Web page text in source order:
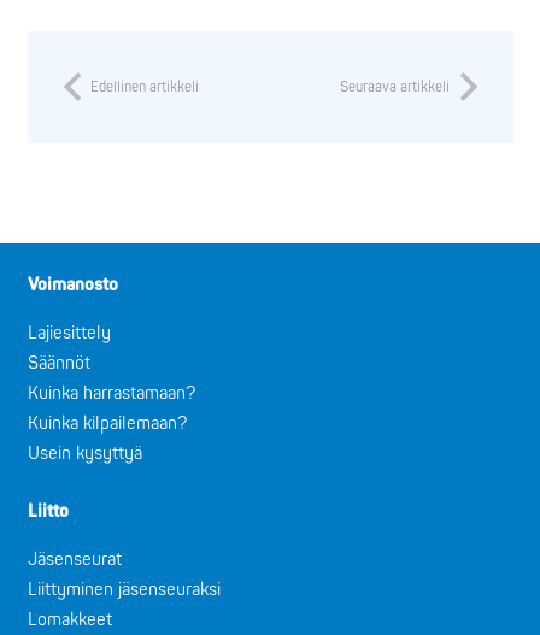
Edellinen artikkeli Seuraava artikkeli
Voimanosto
Lajiesittely
Säännöt
Kuinka harrastamaan?
Kuinka kilpailemaan?
Usein kysyttyä
Liitto
Jäsenseurat
Liittyminen jäsenseuraksi
Lomakkeet